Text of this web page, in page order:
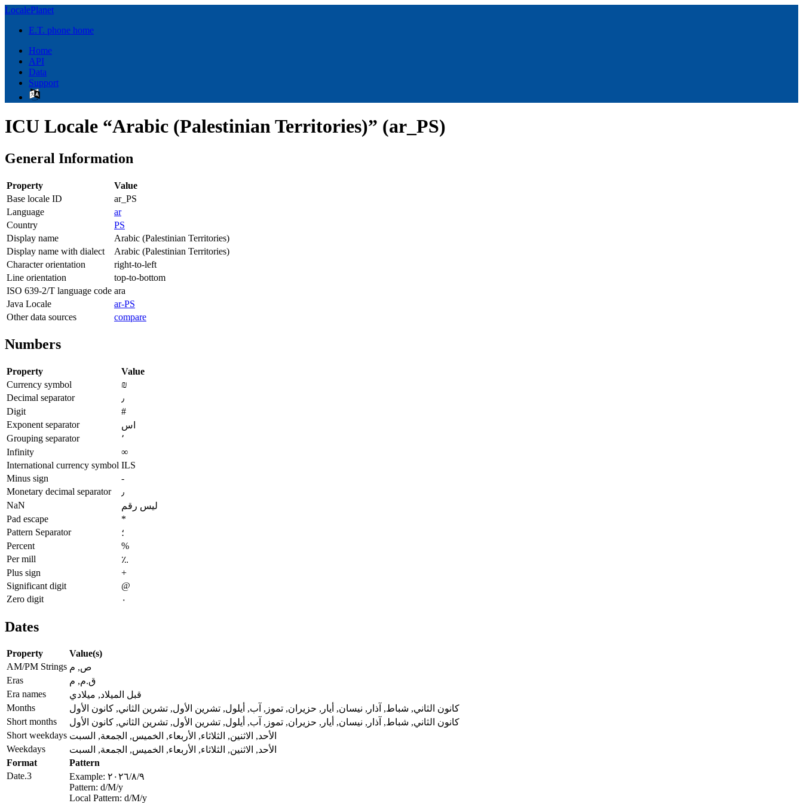
LocalePlanet
E.T. phone home
Home
API
Data
Support
ICU Locale “Arabic (Palestinian Territories)” (ar_PS)
General Information
Property
Value
Base locale ID
ar_PS
Language
ar
Country
PS
Display name
Arabic (Palestinian Territories)
Display name with dialect
Arabic (Palestinian Territories)
Character orientation
right-to-left
Line orientation
top-to-bottom
ISO 639-2/T language code ara
Java Locale
ar-PS
Other data sources
compare
Numbers
Property
Value
Currency symbol
₪
Decimal separator
٫
Digit
#
Exponent separator
اس
Grouping separator
٬
Infinity
∞
International currency symbol ILS
Minus sign
-
Monetary decimal separator
٫
NaN
ليس رقم
Pad escape
*
Pattern Separator
؛
Percent
%
Per mill
؉
Plus sign
+
Significant digit
@
Zero digit
٠
Dates
Property
Value(s)
AM/PM Strings ص, م
Eras
ق.م, م
Era names
قبل الميلاد, ميلادي
Months
كانون الثاني, شباط, آذار, نيسان, أيار, حزيران, تموز, آب, أيلول, تشرين الأول, تشرين الثاني, كانون الأول
Short months
كانون الثاني, شباط, آذار, نيسان, أيار, حزيران, تموز, آب, أيلول, تشرين الأول, تشرين الثاني, كانون الأول
Short weekdays الأحد, الاثنين, الثلاثاء, الأربعاء, الخميس, الجمعة, السبت
Weekdays
الأحد, الاثنين, الثلاثاء, الأربعاء, الخميس, الجمعة, السبت
Format
Pattern
Date.3
Example: ٩‏/٨‏/٢٠٢٦
Pattern: d‏/M‏/y
Local Pattern: d‏/M‏/y